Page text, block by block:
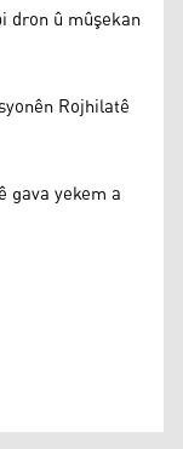
dron û mûşekan
Rojhilatê
gava yekem a